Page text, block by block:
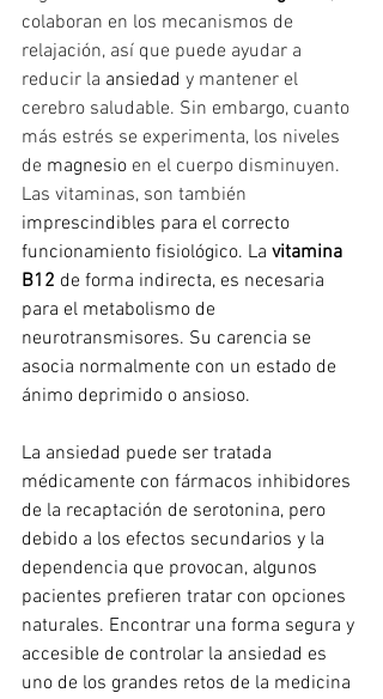
colaboran en los mecanismos de
relajación, así que puede ayudar a
reducir la ansiedad y mantener el
cerebro saludable. Sin embargo, cuanto
más estrés se experimenta, los niveles
de magnesio en el cuerpo disminuyen.
Las vitaminas, son también
imprescindibles para el correcto
funcionamiento fisiológico. La vitamina
B12 de forma indirecta, es necesaria
para el metabolismo de
neurotransmisores. Su carencia se
asocia normalmente con un estado de
ánimo deprimido o ansioso.
La ansiedad puede ser tratada
médicamente con fármacos inhibidores
de la recaptación de serotonina, pero
debido a los efectos secundarios y la
dependencia que provocan, algunos
pacientes prefieren tratar con opciones
naturales. Encontrar una forma segura y
accesible de controlar la ansiedad es
uno de los grandes retos de la medicina